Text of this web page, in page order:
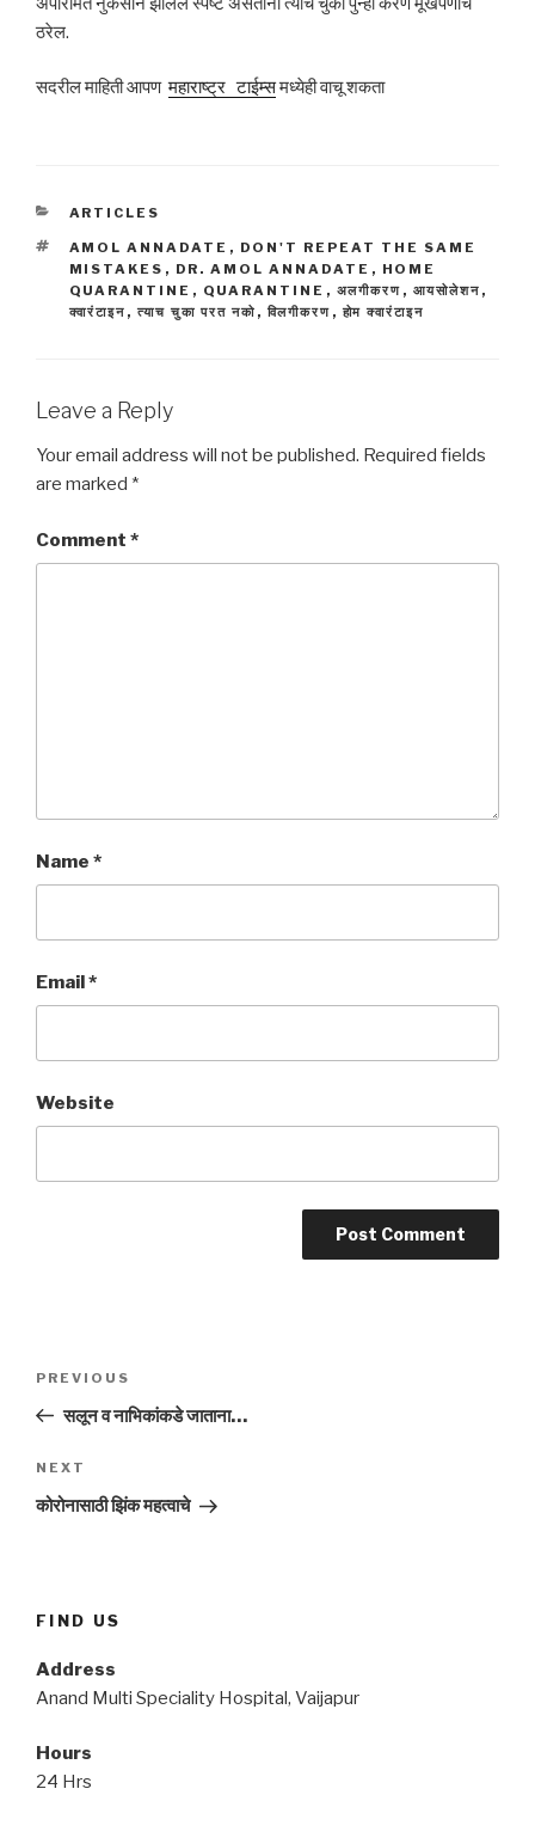
ठरेल.
सदरील माहिती आपणमहाराष्ट्रटाईम्समध्येही वाचू शकता
CATEGORIES
ARTICLES
TAGS
AMOL ANNADATE , DON'T REPEAT THE SAME
MISTAKES , DR. AMOL ANNADATE , HOME
QUARANTINE , QUARANTINE , अलगीकरण , आयसोलेशन ,
क्वारंटाइन , त्याच चुका परत नको , विलगीकरण , होम क्वारंटाइन
Leave a Reply
Your email address will not be published. Required fields
are marked *
Comment *
Name *
Email*
Website
Previous
Post
PREVIOUS
सलून व नाभिकांकडे जाताना…
Next
Post
NEXT
कोरोनासाठी झिंक महत्वाचे
FIND US
Address
Anand Multi Speciality Hospital, Vaijapur
Hours
24 Hrs